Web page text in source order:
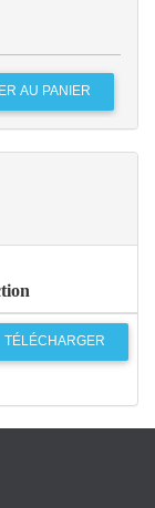
TÉLÉCHARGER